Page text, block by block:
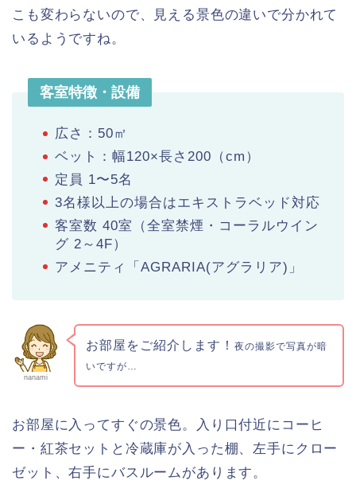
こも変わらないので、見える景色の違いで分かれて
いるようですね。
客室特徴・設備
広さ：50㎡
ベット：幅120×長さ200（cm）
定員 1〜5名
3名様以上の場合はエキストラベッド対応
客室数 40室（全室禁煙・コーラルウイン
グ 2～4F）
アメニティ「AGRARIA(アグラリア)」
nanami
お部屋をご紹介します！ 夜の撮影で写真が暗
いですが…
お部屋に入ってすぐの景色。入り口付近にコーヒ
ー・紅茶セットと冷蔵庫が入った棚、左手にクロー
ゼット、右手にバスルームがあります。